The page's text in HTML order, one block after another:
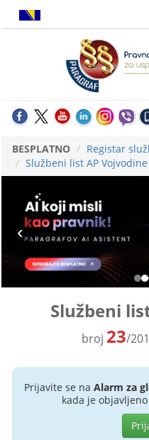
BESPLATNO
Registar
Službeni list AP Vojvodine
Službeni
broj 23/
Prijavite se na Alarm za
kada je